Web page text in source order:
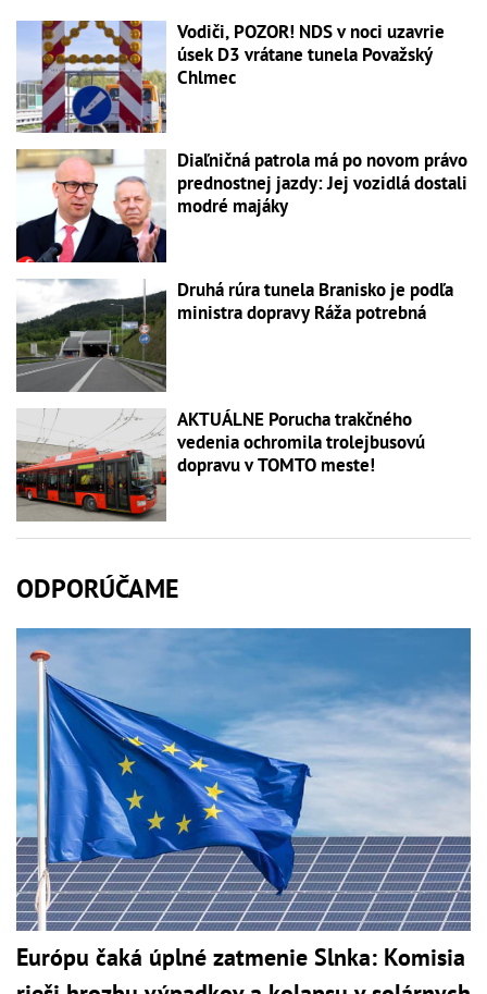
Vodiči, POZOR! NDS v noci uzavrie
úsek D3 vrátane tunela Považský
Chlmec
Diaľničná patrola má po novom právo
prednostnej jazdy: Jej vozidlá dostali
modré majáky
Druhá rúra tunela Branisko je podľa
ministra dopravy Ráža potrebná
AKTUÁLNE Porucha trakčného
vedenia ochromila trolejbusovú
dopravu v TOMTO meste!
ODPORÚČAME
Európu čaká úplné zatmenie Slnka: Komisia